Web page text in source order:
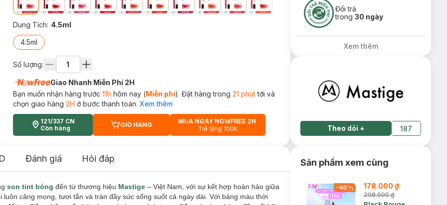
Dung Tích: 4.5ml
4.5ml
Số lượng:
Giao Nhanh Miễn Phí 2H
Bạn muốn nhận hàng trước 11h hôm nay (Miễn phí). Đặt hàng trong 21 phúttới và
chọn giao hàng 2H ở bước thanh toán. Xem thêm
121/337 CN
Còn hàng
CART PLUS ICON
GIỎ HÀNG
MUA NGAY NOWFREE 2H
Trễ tặng 100k
Đánh giá Hỏi đáp
son tint bóng đến từ thương hiệu Mastige – Việt Nam, với sự kết hợp hoàn hảo giữa
căng mọng, tươi tắn và tràn đầy sức sống suốt cả ngày dài. Với bảng màu thời
Đổi trả
trong30 ngày
Xem thêm
Theo dõi + 187
Sản phẩm xem cùng
-40% 178.000 ₫
298.000 ₫